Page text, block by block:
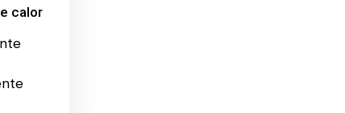
calor